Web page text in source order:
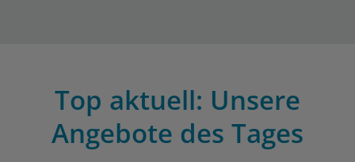
Top aktuell: Unsere
Angebote des Tages